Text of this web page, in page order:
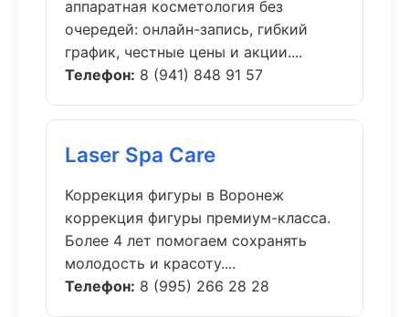
аппаратная косметология без
очередей: онлайн-запись, гибкий
график, честные цены и акции....
Телефон: 8 (941) 848 91 57
Laser Spa Care
Коррекция фигуры в Воронеж
коррекция фигуры премиум-класса.
Более 4 лет помогаем сохранять
молодость и красоту....
Телефон: 8 (995) 266 28 28